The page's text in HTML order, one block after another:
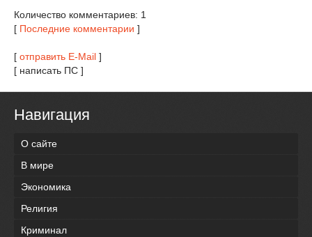
Количество комментариев: 1
[ Последние комментарии ]
[ отправить E-Mail ]
[ написать ПС ]
Навигация
О сайте
В мире
Экономика
Религия
Криминал